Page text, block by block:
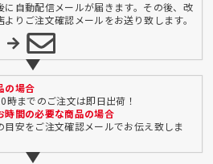
に自動配信メールが届きます。その後、改
よりご注文確認メールをお送り致します。
の場合
時までのご注文は即日出荷！
時間の必要な商品の場合
目安をご注文確認メールでお伝え致しま